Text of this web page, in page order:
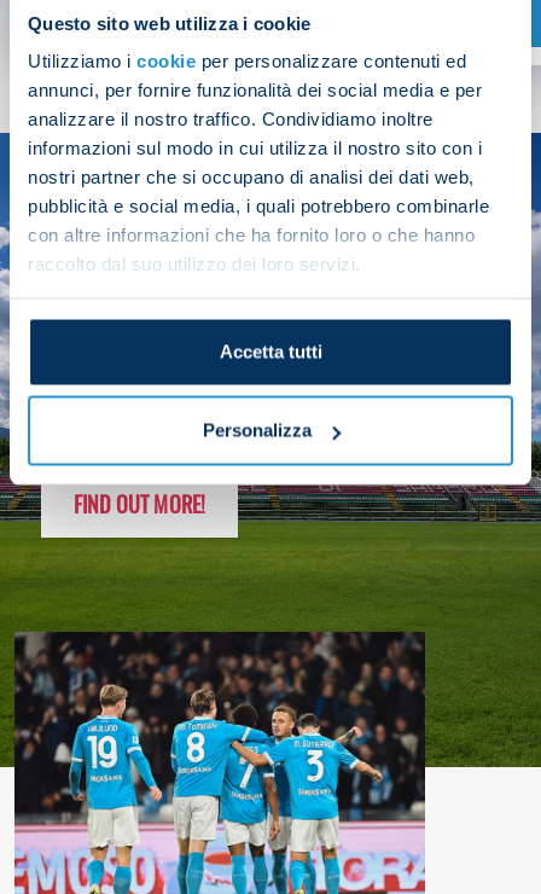
Questo sito web utilizza i cookie
Utilizziamo i cookie per personalizzare contenuti ed
annunci, per fornire funzionalità dei social media e per
analizzare il nostro traffico. Condividiamo inoltre
informazioni sul modo in cui utilizza il nostro sito con i
nostri partner che si occupano di analisi dei dati web,
pubblicità e social media, i quali potrebbero combinarle
con altre informazioni che ha fornito loro o che hanno
raccolto dal suo utilizzo dei loro servizi.
Accetta tutti
Personalizza
SHOP NOW
SEASON
2025/26
FOLLOW THE CHAMPS' JOURNEY
FIND OUT MORE!